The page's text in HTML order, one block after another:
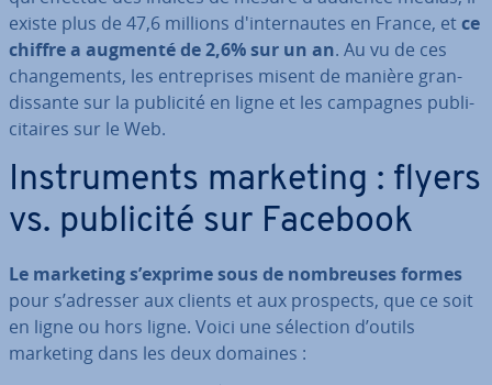
existe plus de 47,6 millions d'in­ter­nautes en France, etce
chiffre a augmenté de 2,6% sur un an. Au vu de ces
chan­ge­ments, les en­tre­prises misent de manière gran­
dis­sante sur la publicité en ligne et les campagnes pu­bli­
ci­taires sur le Web.
Ins­tru­ments marketing : flyers
vs. publicité sur Facebook
Le marketing s’exprime sous de nom­breuses formes
pour s’adresser aux clients et aux prospects, que ce soit
en ligne ou hors ligne. Voici une sélection d’outils
marketing dans les deux domaines :